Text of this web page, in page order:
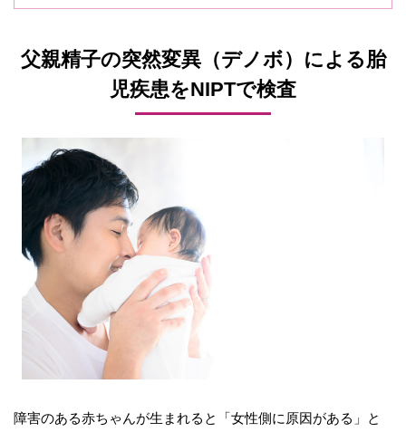
父親精子の突然変異（デノボ）による胎
児疾患をNIPTで検査
障害のある赤ちゃんが生まれると「女性側に原因がある」と